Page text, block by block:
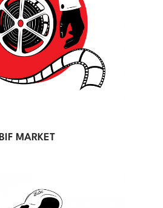
BIF MARKET